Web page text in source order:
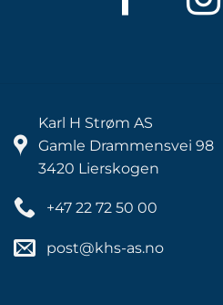
Karl H Strøm AS
Gamle Drammensvei 98
3420 Lierskogen
+47 22 72 50 00
post@khs-as.no